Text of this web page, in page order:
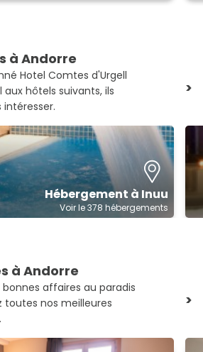
à Andorre
Hotel Comtes d'Urgell
hôtels suivants, ils
>
Hébergement à Inuu
Voir le 378 hébergements
à Andorre
affaires au paradis
toutes nos meilleures
>